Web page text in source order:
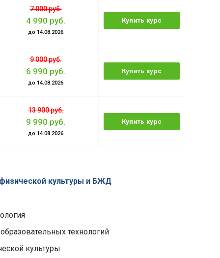
7 000 руб.
4 990 руб.
до 14.08.2026
Купить курс
9 000 руб.
6 990 руб.
до 14.08.2026
Купить курс
13 900 руб.
9 990 руб.
до 14.08.2026
Купить курс
культуры и БЖД
технологий
культуры